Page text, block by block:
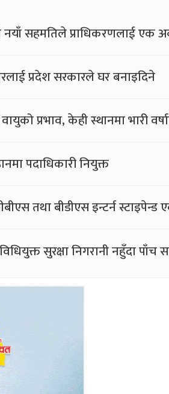
सहमतिले प्राधिकरणलाई एक
प्रदेश सरकारले घर बनाइदिने
प्रभाव, केही स्थानमा भारी
पदाधिकारी नियुक्त
तथा बीडीएस इन्टर्न
सुरक्षा निगरानी नहुँदा पाँच